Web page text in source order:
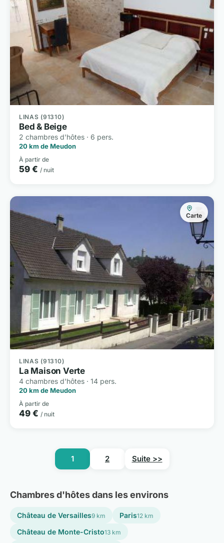
LINAS (91310)
Bed & Beige
2 chambres d'hôtes · 6 pers.
20 km de Meudon
À partir de
59 € / nuit
Carte
LINAS (91310)
La Maison Verte
4 chambres d'hôtes · 14 pers.
20 km de Meudon
À partir de
49 € / nuit
1 2 Suite >>
Chambres d'hôtes dans les environs
Château de Versailles9 km Paris12 km
Château de Monte-Cristo13 km